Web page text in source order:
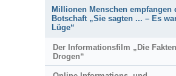
Millionen Menschen empfangen
Botschaft „Sie sagten ... – Es
Lüge“
Der Informationsfilm „Die
Drogen“